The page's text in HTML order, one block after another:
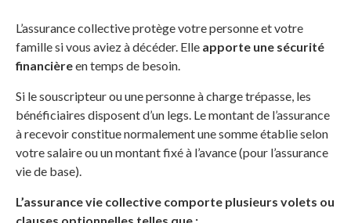
L’assurance collective protège votre personne et votre
famille si vous aviez à décéder. Elle apporte une sécurité
financièreen temps de besoin.
Si le souscripteur ou une personne à charge trépasse, les
bénéficiaires disposent d’un legs. Le montant de l’assurance
à recevoir constitue normalement une somme établie selon
votre salaire ou un montant fixé à l’avance (pour l’assurance
vie de base).
L’assurance vie collective comporte plusieurs volets ou